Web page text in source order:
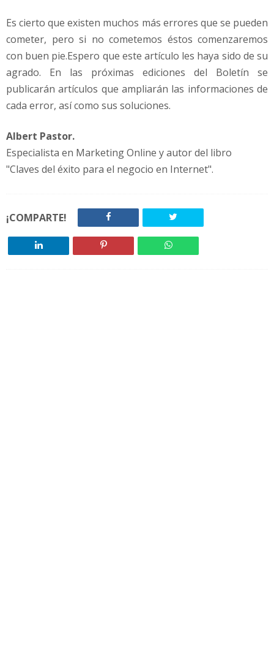
Es cierto que existen muchos más errores que se pueden
cometer, pero si no cometemos éstos comenzaremos
con buen pie.Espero que este artículo les haya sido de su
agrado. En las próximas ediciones del Boletín se
publicarán artículos que ampliarán las informaciones de
cada error, así como sus soluciones.
Albert Pastor.
Especialista en Marketing Online y autor del libro
"Claves del éxito para el negocio en Internet".
¡COMPARTE!